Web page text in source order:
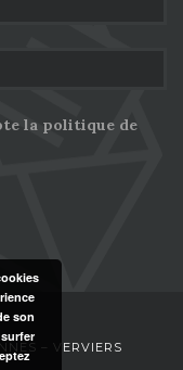
la politique de
– VERVIERS
son